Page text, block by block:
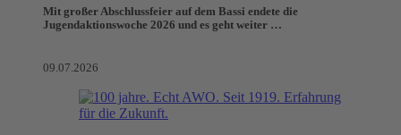
Mit großer Abschlussfeier auf dem Bassi endete die
Jugendaktionswoche 2026 und es geht weiter …
09.07.2026